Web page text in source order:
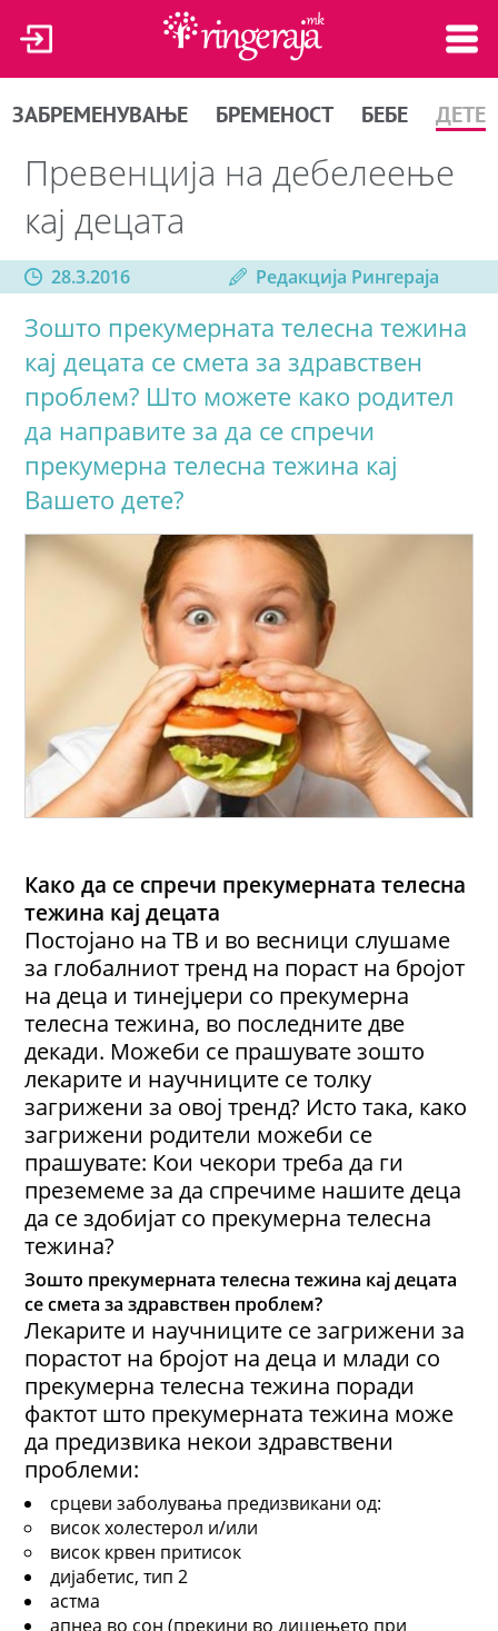
ЗАБРЕМЕНУВАЊЕ БРЕМЕНОСТ БЕБЕ ДЕТЕ
Превенција на дебелеење
кај децата
28.3.2016 Редакција Рингераја
Зошто прекумерната телесна тежина
кај децата се смета за здравствен
проблем? Што можете како родител
да направите за да се спречи
прекумерна телесна тежина кај
Вашето дете?
Како да се спречи прекумерната телесна
тежина кај децата
Постојано на ТВ и во весници слушаме
за глобалниот тренд на пораст на бројот
на деца и тинејџери со прекумерна
телесна тежина, во последните две
декади. Можеби се прашувате зошто
лекарите и научниците се толку
загрижени за овој тренд? Исто така, како
загрижени родители можеби се
прашувате: Кои чекори треба да ги
преземеме за да спречиме нашите деца
да се здобијат со прекумерна телесна
тежина?
Зошто прекумерната телесна тежина кај децата
се смета за здравствен проблем?
Лекарите и научниците се загрижени за
порастот на бројот на деца и млади со
прекумерна телесна тежина поради
фактот што прекумерната тежина може
да предизвика некои здравствени
проблеми:
срцеви заболувања предизвикани од:
висок холестерол и/или
висок крвен притисок
дијабетис, тип 2
астма
апнеа во сон (прекини во дишењето при